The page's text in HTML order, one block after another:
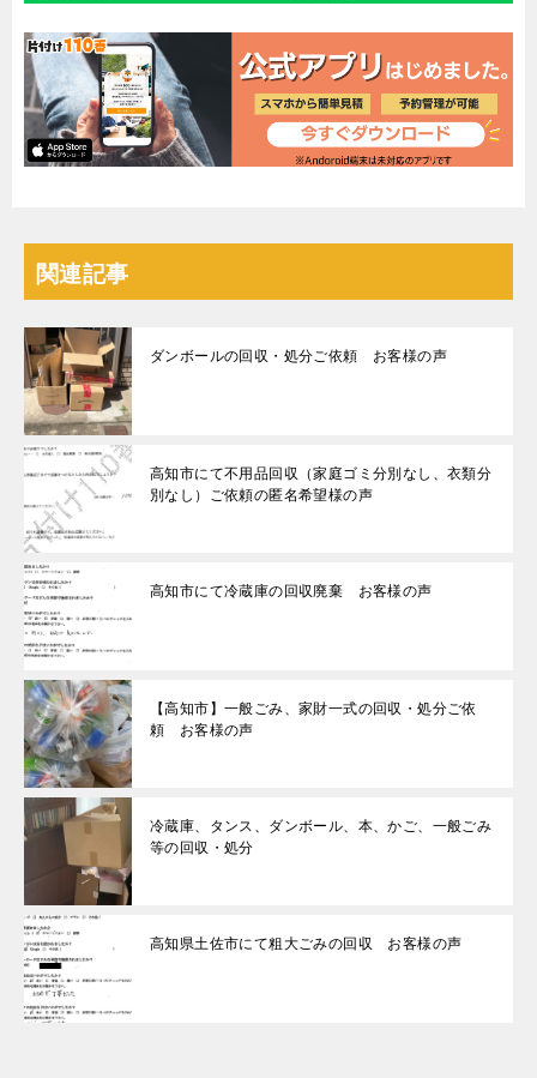
関連記事
ダンボールの回収・処分ご依頼 お客様の声
高知市にて不用品回収（家庭ゴミ分別なし、衣類分
別なし）ご依頼の匿名希望様の声
高知市にて冷蔵庫の回収廃棄 お客様の声
【高知市】一般ごみ、家財一式の回収・処分ご依
頼 お客様の声
冷蔵庫、タンス、ダンボール、本、かご、一般ごみ
等の回収・処分
高知県土佐市にて粗大ごみの回収 お客様の声